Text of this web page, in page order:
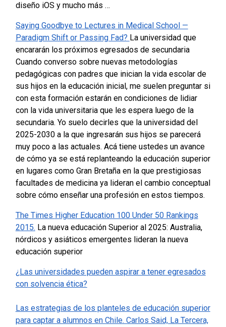
diseño iOS y mucho más …
Saying Goodbye to Lectures in Medical School —
Paradigm Shift or Passing Fad? La universidad que
encararán los próximos egresados de secundaria
Cuando converso sobre nuevas metodologías
pedagógicas con padres que inician la vida escolar de
sus hijos en la educación inicial, me suelen preguntar si
con esta formación estarán en condiciones de lidiar
con la vida universitaria que les espera luego de la
secundaria. Yo suelo decirles que la universidad del
2025-2030 a la que ingresarán sus hijos se parecerá
muy poco a las actuales. Acá tiene ustedes un avance
de cómo ya se está replanteando la educación superior
en lugares como Gran Bretaña en la que prestigiosas
facultades de medicina ya lideran el cambio conceptual
sobre cómo enseñar una profesión en estos tiempos.
The Times Higher Education 100 Under 50 Rankings
2015. La nueva educación Superior al 2025: Australia,
nórdicos y asiáticos emergentes lideran la nueva
educación superior
¿Las universidades pueden aspirar a tener egresados
con solvencia ética?
Las estrategias de los planteles de educación superior
para captar a alumnos en Chile. Carlos Said, La Tercera,